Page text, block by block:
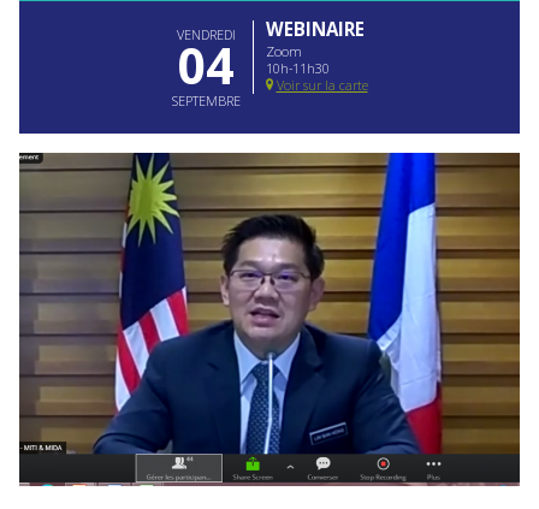
VENDREDI
04
SEPTEMBRE
WEBINAIRE
Zoom
10h-11h30
Voir sur la carte